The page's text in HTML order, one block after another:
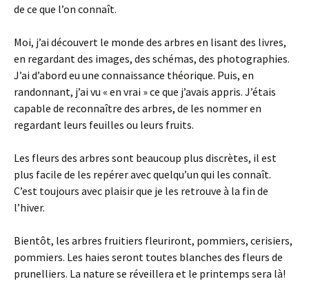
de ce que l’on connaît.
Moi, j’ai découvert le monde des arbres en lisant des livres,
en regardant des images, des schémas, des photographies.
J’ai d’abord eu une connaissance théorique. Puis, en
randonnant, j’ai vu « en vrai » ce que j’avais appris. J’étais
capable de reconnaître des arbres, de les nommer en
regardant leurs feuilles ou leurs fruits.
Les fleurs des arbres sont beaucoup plus discrètes, il est
plus facile de les repérer avec quelqu’un qui les connaît.
C’est toujours avec plaisir que je les retrouve à la fin de
l’hiver.
Bientôt, les arbres fruitiers fleuriront, pommiers, cerisiers,
pommiers. Les haies seront toutes blanches des fleurs de
prunelliers. La nature se réveillera et le printemps sera là!